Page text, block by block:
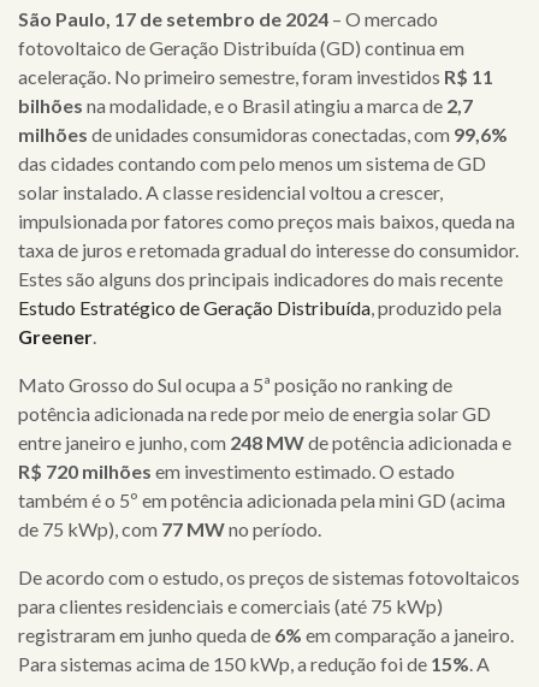
São Paulo, 17 de setembro de 2024 – O mercado
fotovoltaico de Geração Distribuída (GD) continua em
aceleração. No primeiro semestre, foram investidos R$ 11
bilhões na modalidade, e o Brasil atingiu a marca de 2,7
milhões de unidades consumidoras conectadas, com 99,6%
das cidades contando com pelo menos um sistema de GD
solar instalado. A classe residencial voltou a crescer,
impulsionada por fatores como preços mais baixos, queda na
taxa de juros e retomada gradual do interesse do consumidor.
Estes são alguns dos principais indicadores do mais recente
Estudo Estratégico de Geração Distribuída , produzido pela
Greener
Mato Grosso do Sul ocupa a 5ª posição no ranking de
potência adicionada na rede por meio de energia solar GD
entre janeiro e junho, com 248 MWde potência adicionada e
R$ 720 milhões em investimento estimado. O estado
também é o 5º em potência adicionada pela mini GD (acima
de 75 kWp), com 77 MWno período.
De acordo com o estudo, os preços de sistemas fotovoltaicos
para clientes residenciais e comerciais (até 75 kWp)
registraram em junho queda de 6% em comparação a janeiro.
Para sistemas acima de 150 kWp, a redução foi de 15% . A